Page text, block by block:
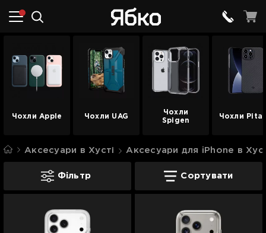
Чохли Apple Чохли UAG
Чохли
Spigen
Чохли
Аксесуари в Хусті Аксесуари для iPhone в
Чохли для iPhone в Хусті
Фільтр Сортувати